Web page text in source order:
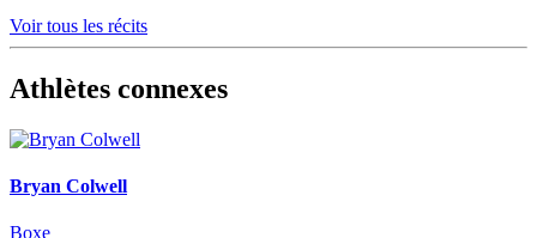
Voir tous les récits
Athlètes connexes
Bryan Colwell
Boxe